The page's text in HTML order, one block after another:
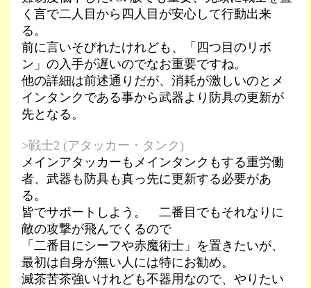
く言で二人目から四人目が安心して行動出来
る。
前に言いそびれたけれども、「四つ目のリボ
ン」の入手が遅いのでなお重要ですね。
他の詳細は前述通りだが、消耗が激しいのとメ
インタンクである事から武器より防具の更新が
先となる。
>戦士2 (アタッカー・タンク)
メインアタッカーもメインタンクもする重労働
者、武器も防具も真っ先に更新する必要があ
る。
皆でサポートしよう。 二番目でもそれなりに
敵の攻撃が飛んでくるので
「二番目にシーフや赤魔術士」を置きたいが、
最初は自身が無い人には特にお勧め。
滅茶苦茶強いけれども不器用なので、やりたい